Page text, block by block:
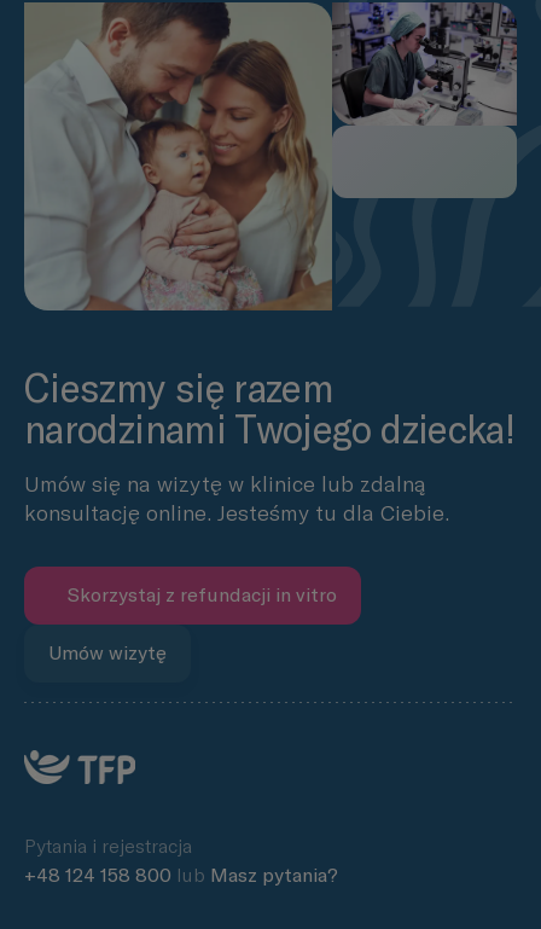
Cieszmy się razem
narodzinami Twojego dziecka!
Umów się na wizytę w klinice lub zdalną
konsultację online. Jesteśmy tu dla Ciebie.
Skorzystaj z refundacji in vitro
Umów wizytę
Pytania i rejestracja
+48 124 158 800 lub Masz pytania?